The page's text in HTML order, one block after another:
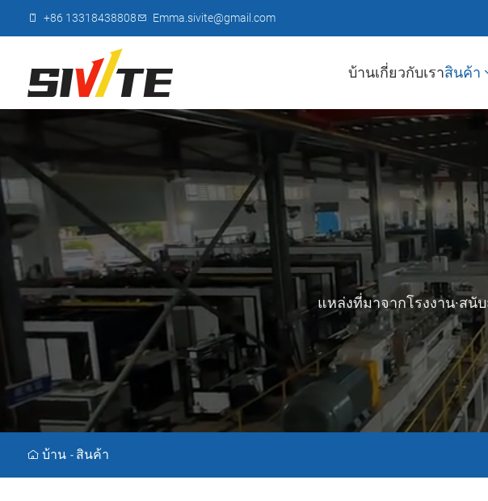
+86 13318438808 Emma.sivite@gmail.com
บ้านเกี่ยวกับเราสินค้า
แหล่งที่มาจากโรงงาน·สนั
บ้าน - สินค้า